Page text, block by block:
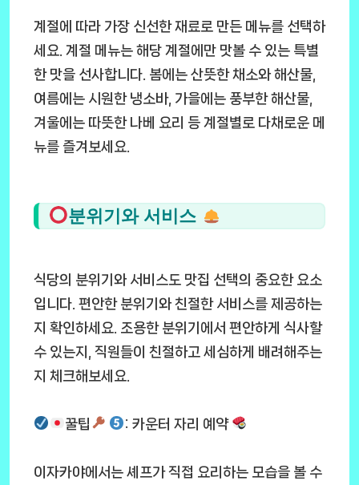
계절에 따라 가장 신선한 재료로 만든 메뉴를 선택하
세요. 계절 메뉴는 해당 계절에만 맛볼 수 있는 특별
한 맛을 선사합니다. 봄에는 산뜻한 채소와 해산물,
여름에는 시원한 냉소바, 가을에는 풍부한 해산물,
겨울에는 따뜻한 나베 요리 등 계절별로 다채로운 메
뉴를 즐겨보세요.
분위기와 서비스
식당의 분위기와 서비스도 맛집 선택의 중요한 요소
입니다. 편안한 분위기와 친절한 서비스를 제공하는
지 확인하세요. 조용한 분위기에서 편안하게 식사할
수 있는지, 직원들이 친절하고 세심하게 배려해주는
지 체크해보세요.
꿀팁 : 카운터 자리 예약
이자카야에서는 셰프가 직접 요리하는 모습을 볼 수